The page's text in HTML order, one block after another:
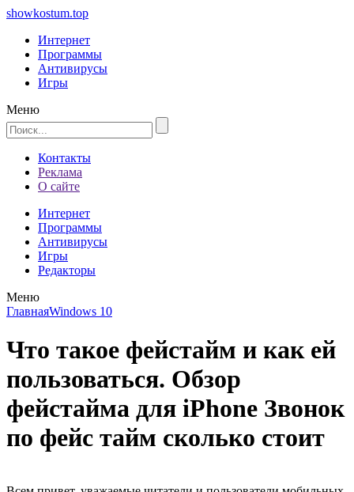
showkostum.top
Интернет
Программы
Антивирусы
Игры
Меню
Контакты
Реклама
О сайте
Интернет
Программы
Антивирусы
Игры
Редакторы
Меню
ГлавнаяWindows 10
Что такое фейстайм и как ей
пользоваться. Обзор
фейстайма для iPhone Звонок
по фейс тайм сколько стоит